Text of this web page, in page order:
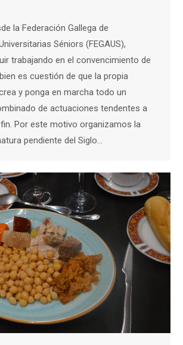
la Federación Gallega de
Séniors (FEGAUS),
trabajando en el convencimiento de
es cuestión de que la propia
y ponga en marcha todo un
de actuaciones tendentes a
Por este motivo organizamos la
pendiente del Siglo…